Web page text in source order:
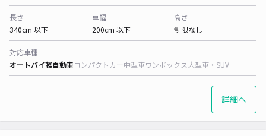
長さ
340cm 以下
車幅
200cm 以下
高さ
制限なし
対応車種
オートバイ軽自動車コンパクトカー中型車ワンボックス大型車・SUV
詳細へ